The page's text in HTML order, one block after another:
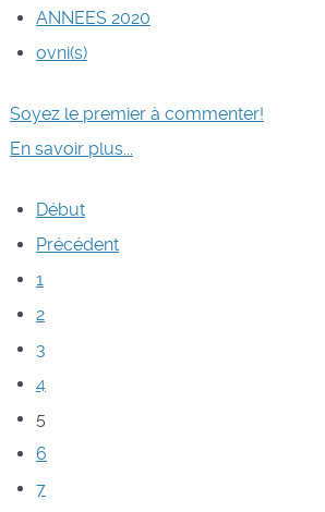
ANNEES 2020
ovni(s)
Soyez le premier à commenter!
En savoir plus...
Début
Précédent
1
2
3
4
5
6
7